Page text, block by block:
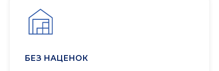
БЕЗ НАЦЕНОК